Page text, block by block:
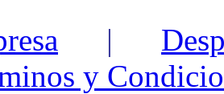
|
y